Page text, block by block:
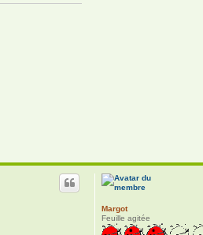
Margot
Feuille agitée